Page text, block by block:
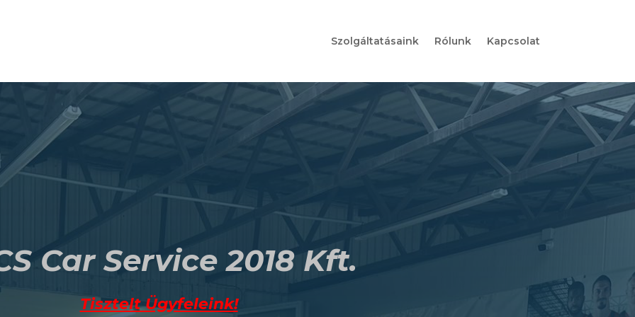
Szolgáltatásaink Rólunk Kapcsolat
Car Service 2018 Kft.
Tisztelt Ügyfeleink!